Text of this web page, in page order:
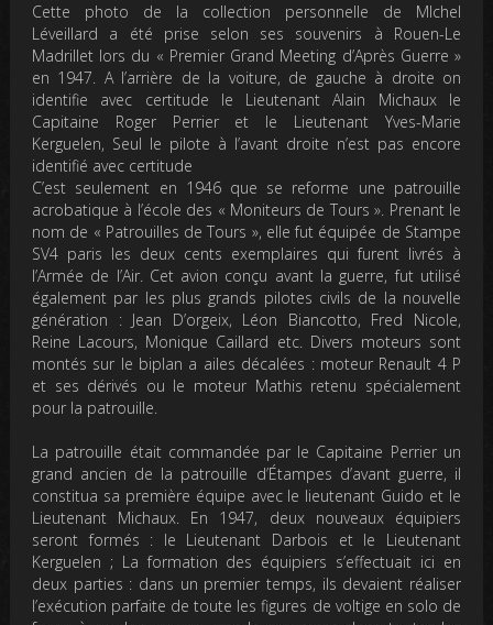
Cette photo de la collection personnelle de MIchel
Léveillard a été prise selon ses souvenirs à Rouen-Le
Madrillet lors du « Premier Grand Meeting d’Après Guerre »
en 1947. A l’arrière de la voiture, de gauche à droite on
identifie avec certitude le Lieutenant Alain Michaux le
Capitaine Roger Perrier et le Lieutenant Yves-Marie
Kerguelen, Seul le pilote à l’avant droite n’est pas encore
identifié avec certitude
C’est seulement en 1946 que se reforme une patrouille
acrobatique à l’école des « Moniteurs de Tours ». Prenant le
nom de « Patrouilles de Tours », elle fut équipée de Stampe
SV4 paris les deux cents exemplaires qui furent livrés à
l’Armée de l’Air. Cet avion conçu avant la guerre, fut utilisé
également par les plus grands pilotes civils de la nouvelle
génération : Jean D’orgeix, Léon Biancotto, Fred Nicole,
Reine Lacours, Monique Caillard etc. Divers moteurs sont
montés sur le biplan a ailes décalées : moteur Renault 4 P
et ses dérivés ou le moteur Mathis retenu spécialement
pour la patrouille.
La patrouille était commandée par le Capitaine Perrier un
grand ancien de la patrouille d’Étampes d’avant guerre, il
constitua sa première équipe avec le lieutenant Guido et le
Lieutenant Michaux. En 1947, deux nouveaux équipiers
seront formés : le Lieutenant Darbois et le Lieutenant
Kerguelen ; La formation des équipiers s’effectuait ici en
deux parties : dans un premier temps, ils devaient réaliser
l’exécution parfaite de toute les figures de voltige en solo de